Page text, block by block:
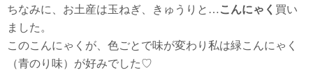
ちなみに、お土産は玉ねぎ、きゅうりと…こんにゃく 買い
ました。
このこんにゃくが、色ごとで味が変わり私は緑こんにゃく
（青のり味）が好みでした♡